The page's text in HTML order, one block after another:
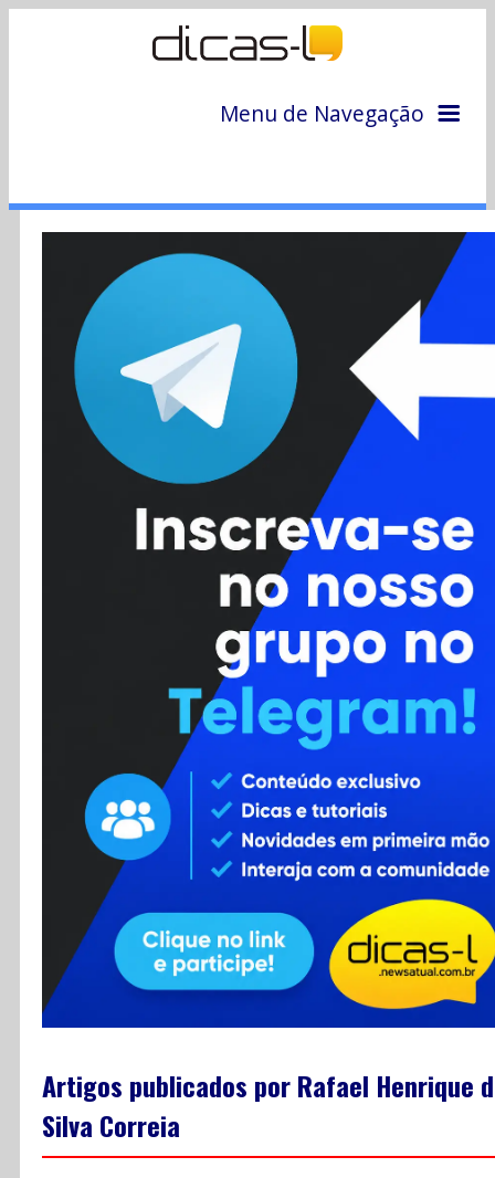
Menu de Navegação
Colunas
Colaboradores
Cursos
Enviar Dica
Contato
RSS
Artigos publicados por Rafael Henrique
Silva Correia